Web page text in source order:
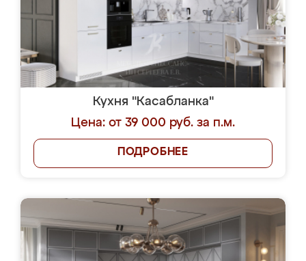
Кухня "Касабланка"
Цена: от 39 000 руб. за п.м.
ПОДРОБНЕЕ